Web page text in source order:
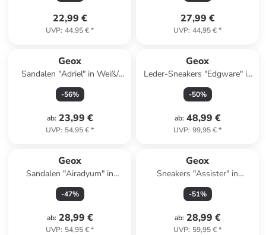
22,99 €
UVP: 44,95 €*
27,99 €
UVP: 44,95 €*
Geox
Sandalen "Adriel" in Weiß/
Bunt
-56%
ab: 23,99 €
UVP: 54,95 €*
Geox
Leder-Sneakers "Edgware" in
Braun
-50%
ab: 48,99 €
UVP: 99,95 €*
Geox
Sandalen "Airadyum" in
Dunkelblau/ Blau/ Orange
-47%
ab: 28,99 €
UVP: 54,95 €*
Geox
Sneakers "Assister" in
Dunkelblau
-51%
ab: 28,99 €
UVP: 59,95 €*